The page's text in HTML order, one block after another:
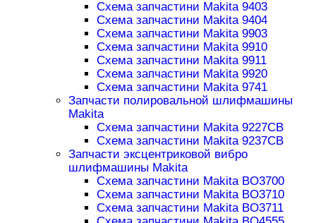
Схема запчастини Makita 9403
Схема запчастини Makita 9404
Схема запчастини Makita 9903
Схема запчастини Makita 9910
Схема запчастини Makita 9911
Схема запчастини Makita 9920
Схема запчастини Makita 9741
Запчасти полировальной шлифмашины
Makita
Схема запчастини Makita 9227CB
Схема запчастини Makita 9237CB
Запчасти эксцентриковой вибро
шлифмашины Makita
Схема запчастини Makita BO3700
Схема запчастини Makita BO3710
Схема запчастини Makita BO3711